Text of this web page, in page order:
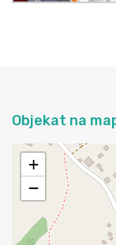
Objekat na
+
−